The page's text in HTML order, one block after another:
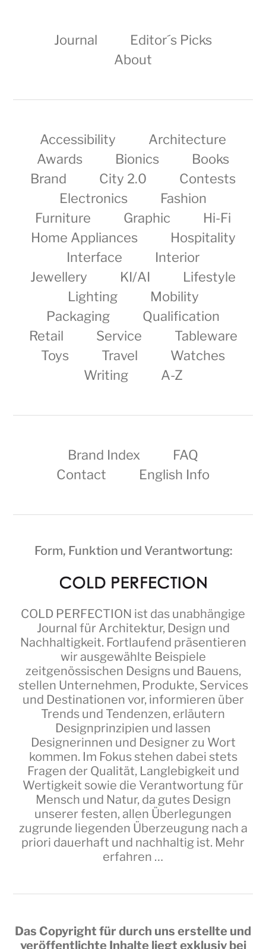
Journal
Editor´s Picks
About
Accessibility
Architecture
Awards
Bionics
Books
Brand
City 2.0
Contests
Electronics
Fashion
Furniture
Graphic
Hi-Fi
Home Appliances
Hospitality
Interface
Interior
Jewellery
KI/AI
Lifestyle
Lighting
Mobility
Packaging
Qualification
Retail
Service
Tableware
Toys
Travel
Watches
Writing
A-Z
Brand Index
FAQ
Contact
English Info
Form, Funktion und Verantwortung:
COLD PERFECTION ist das unabhängige
Journal für Architektur, Design und
Nachhaltigkeit. Fortlaufend präsentieren
wir ausgewählte Beispiele
zeitgenössischen Designs und Bauens,
stellen Unternehmen, Produkte, Services
und Destinationen vor, informieren über
Trends und Tendenzen, erläutern
Designprinzipien und lassen
Designerinnen und Designer zu Wort
kommen. Im Fokus stehen dabei stets
Fragen der Qualität, Langlebigkeit und
Wertigkeit sowie die Verantwortung für
Mensch und Natur, da gutes Design
unserer festen, allen Überlegungen
zugrunde liegenden Überzeugung nach a
priori dauerhaft und nachhaltig ist. Mehr
erfahren …
Das Copyright für durch uns erstellte und
veröffentlichte Inhalte liegt exklusiv bei